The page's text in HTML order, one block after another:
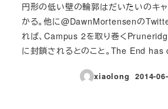
円形の低い壁の輪郭はだいたいのキ
かる。他に@DawnMortensenの
れば、Campus 2を取り巻く
に封鎖されるとのこと。The End
xiaolong
投稿日
2014-